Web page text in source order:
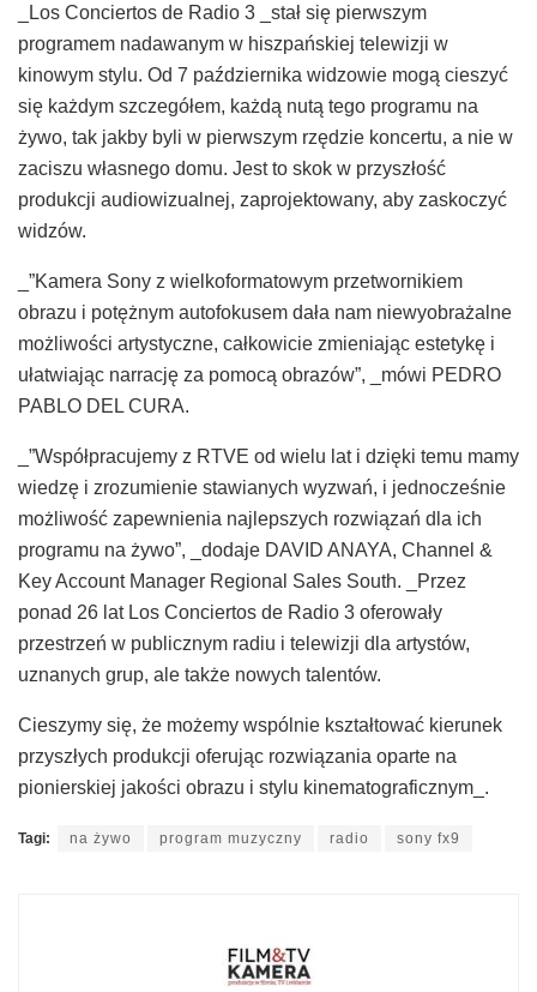
_Los Conciertos de Radio 3 _stał się pierwszym
programem nadawanym w hiszpańskiej telewizji w
kinowym stylu. Od 7 października widzowie mogą cieszyć
się każdym szczegółem, każdą nutą tego programu na
żywo, tak jakby byli w pierwszym rzędzie koncertu, a nie w
zaciszu własnego domu. Jest to skok w przyszłość
produkcji audiowizualnej, zaprojektowany, aby zaskoczyć
widzów.
_”Kamera Sony z wielkoformatowym przetwornikiem
obrazu i potężnym autofokusem dała nam niewyobrażalne
możliwości artystyczne, całkowicie zmieniając estetykę i
ułatwiając narrację za pomocą obrazów”, _mówi PEDRO
PABLO DEL CURA.
_”Współpracujemy z RTVE od wielu lat i dzięki temu mamy
wiedzę i zrozumienie stawianych wyzwań, i jednocześnie
możliwość zapewnienia najlepszych rozwiązań dla ich
programu na żywo”, _dodaje DAVID ANAYA, Channel &
Key Account Manager Regional Sales South. _Przez
ponad 26 lat Los Conciertos de Radio 3 oferowały
przestrzeń w publicznym radiu i telewizji dla artystów,
uznanych grup, ale także nowych talentów.
Cieszymy się, że możemy wspólnie kształtować kierunek
przyszłych produkcji oferując rozwiązania oparte na
pionierskiej jakości obrazu i stylu kinematograficznym_.
Tagi: na żywo program muzyczny radio sony fx9